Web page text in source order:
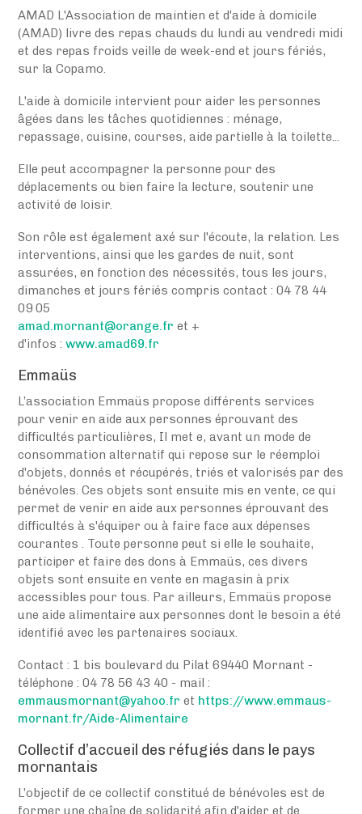
AMAD L'Association de maintien et d'aide à domicile
(AMAD) livre des repas chauds du lundi au vendredi midi
et des repas froids veille de week-end et jours fériés,
sur la Copamo.
L'aide à domicile intervient pour aider les personnes
âgées dans les tâches quotidiennes : ménage,
repassage, cuisine, courses, aide partielle à la toilette...
Elle peut accompagner la personne pour des
déplacements ou bien faire la lecture, soutenir une
activité de loisir.
Son rôle est également axé sur l'écoute, la relation. Les
interventions, ainsi que les gardes de nuit, sont
assurées, en fonction des nécessités, tous les jours,
dimanches et jours fériés compris contact : 04 78 44
09 05
amad.mornant@orange.fr et +
d'infos :www.amad69.fr
Emmaüs
L’association Emmaüs propose différents services
pour venir en aide aux personnes éprouvant des
difficultés particulières, Il met e, avant un mode de
consommation alternatif qui repose sur le réemploi
d'objets, donnés et récupérés, triés et valorisés par des
bénévoles. Ces objets sont ensuite mis en vente, ce qui
permet de venir en aide aux personnes éprouvant des
difficultés à s'équiper ou à faire face aux dépenses
courantes . Toute personne peut si elle le souhaite,
participer et faire des dons à Emmaüs, ces divers
objets sont ensuite en vente en magasin à prix
accessibles pour tous. Par ailleurs, Emmaüs propose
une aide alimentaire aux personnes dont le besoin a été
identifié avec les partenaires sociaux.
Contact : 1 bis boulevard du Pilat 69440 Mornant -
téléphone : 04 78 56 43 40 - mail :
emmausmornant@yahoo.fr et https://www.emmaus-
mornant.fr/Aide-Alimentaire
Collectif d’accueil des réfugiés dans le pays
mornantais
L’objectif de ce collectif constitué de bénévoles est de
former une chaîne de solidarité afin d'aider et de